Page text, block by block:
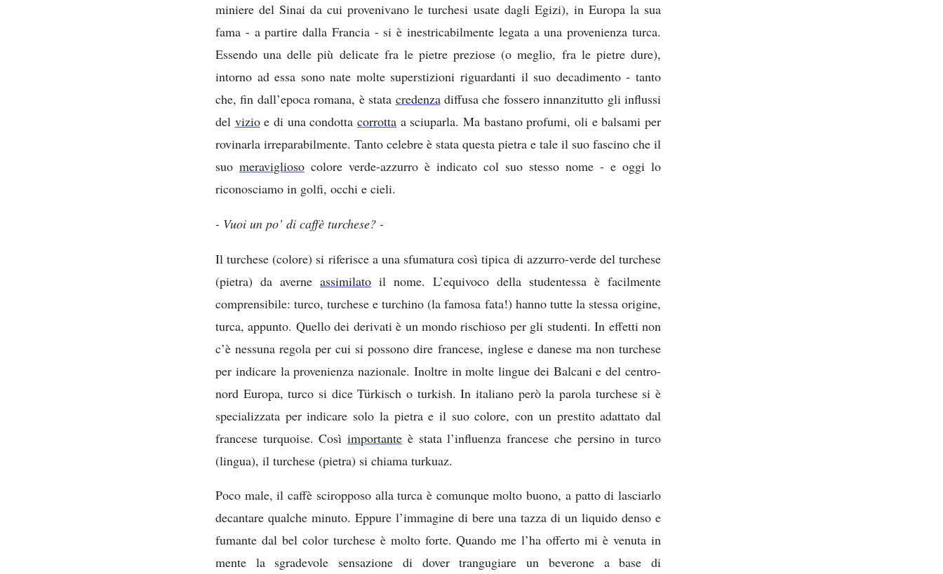
miniere del Sinai da cui provenivano le turchesi usate dagli Egizi), in Europa la sua
fama - a partire dalla Francia - si è inestricabilmente legata a una provenienza turca.
Essendo una delle più delicate fra le pietre preziose (o meglio, fra le pietre dure),
intorno ad essa sono nate molte superstizioni riguardanti il suo decadimento - tanto
che, fin dall’epoca romana, è stata credenzadiffusa che fossero innanzitutto gli influssi
del vizioe di una condotta corrotta a sciuparla. Ma bastano profumi, oli e balsami per
rovinarla irreparabilmente. Tanto celebre è stata questa pietra e tale il suo fascino che il
suo meraviglioso colore verde-azzurro è indicato col suo stesso nome - e oggi lo
riconosciamo in golfi, occhi e cieli.
- Vuoi un po’ di caffè turchese? -
Il turchese (colore) si riferisce a una sfumatura così tipica di azzurro-verde del turchese
(pietra) da averne assimilato il nome. L’equivoco della studentessa è facilmente
comprensibile: turco, turchese e turchino (la famosa fata!) hanno tutte la stessa origine,
turca, appunto. Quello dei derivati è un mondo rischioso per gli studenti. In effetti non
c’è nessuna regola per cui si possono dire francese, inglese e danese ma non turchese
per indicare la provenienza nazionale. Inoltre in molte lingue dei Balcani e del centro-
nord Europa, turco si dice Türkisch o turkish. In italiano però la parola turchese si è
specializzata per indicare solo la pietra e il suo colore, con un prestito adattato dal
francese turquoise. Cosìimportante è stata l’influenza francese che persino in turco
(lingua), il turchese (pietra) si chiama turkuaz.
Poco male, il caffè sciropposo alla turca è comunque molto buono, a patto di lasciarlo
decantare qualche minuto. Eppure l’immagine di bere una tazza di un liquido denso e
fumante dal bel color turchese è molto forte. Quando me l’ha offerto mi è venuta in
mente la sgradevole sensazione di dover trangugiare un beverone a base di